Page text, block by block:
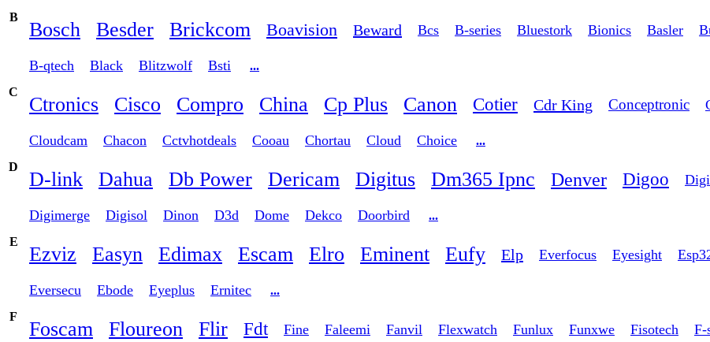
B
Bosch Besder Brickcom Boavision Beward Bcs B-series Bluestork Bionics Basler
B-qtech Black Blitzwolf Bsti
...
C
Ctronics Cisco Compro China Cp Plus Canon Cotier Cdr King Conceptronic
Cloudcam Chacon Cctvhotdeals Cooau Chortau Cloud Choice
...
D
D-link Dahua Db Power Dericam Digitus Dm365 Ipnc Denver Digoo
Digimerge Digisol Dinon D3d Dome Dekco Doorbird
...
E
Ezviz Easyn Edimax Escam Elro Eminent Eufy Elp Everfocus Eyesight
Eversecu Ebode Eyeplus Ernitec
...
F
Foscam Floureon Flir Fdt Fine Faleemi Fanvil Flexwatch Funlux Funxwe Fisotech F-